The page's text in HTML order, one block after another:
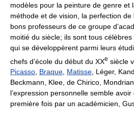
modèles pour la peinture de genre et
méthode et de vision, la perfection
bons professeurs de ce groupe
moitié du siècle; ils sont tous
qui se développèrent parmi leurs
chefs d’école du début du XXe siècle
Picasso Braque Matisse , Léger,
Beckmann, Klee, de Chirico,
l’expression personnelle semble
première fois par un académicien,